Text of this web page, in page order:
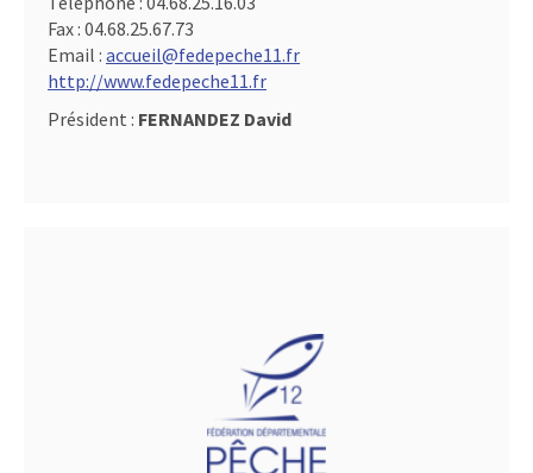
Fax : 04.68.25.67.73
Email : accueil@fedepeche11.fr
http://www.fedepeche11.fr
Président : FERNANDEZ David